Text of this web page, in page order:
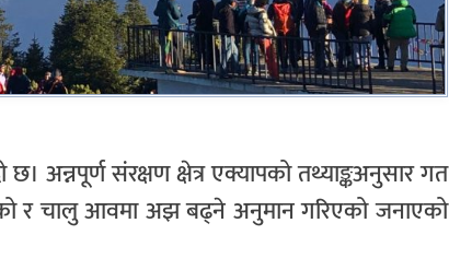
छ। अन्नपूर्ण संरक्षण क्षेत्र एक्यापको तथ्याङ्कअनुसार गत
र चालु आवमा अझ बढ्ने अनुमान गरिएको जनाएको